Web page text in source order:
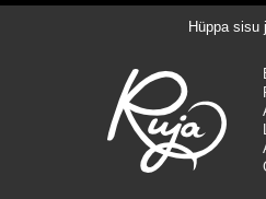
Hüppa sisu